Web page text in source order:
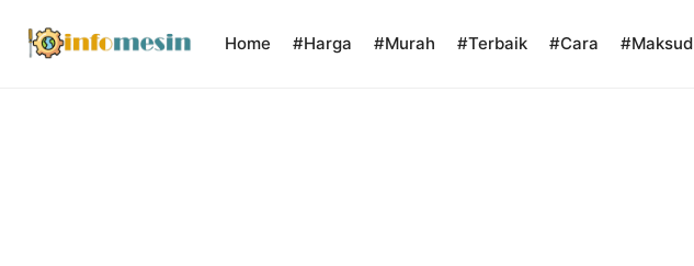
Home #Harga #Murah #Terbaik #Cara #Maksud